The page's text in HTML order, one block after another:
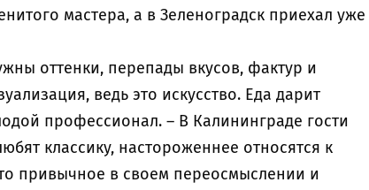
мастера, а в Зеленоградск приехал уже
оттенки, перепады вкусов, фактур и
ведь это искусство. Еда дарит
профессионал. – В Калининграде гости
классику, настороженнее относятся к
привычное в своем переосмыслении и